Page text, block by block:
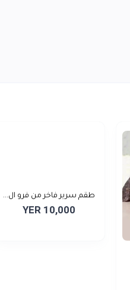
طقم سرير فاخر من فرو ال...
YER 10,000